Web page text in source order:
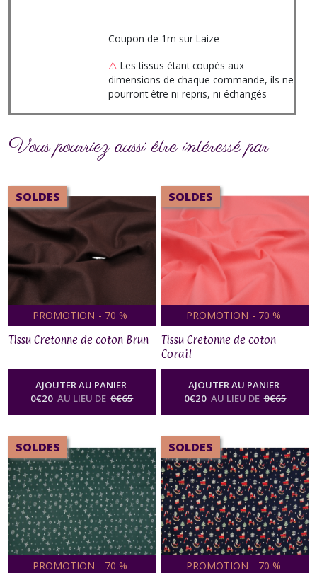
Coupon de 1m sur Laize
⚠ Les tissus étant coupés aux
dimensions de chaque commande, ils ne
pourront être ni repris, ni échangés
Vous pourriez aussi être intéressé par
SOLDES
PROMOTION - 70 %
Tissu Cretonne de coton Brun
AJOUTER AU PANIER
0€20 AU LIEU DE 0€65
SOLDES
PROMOTION - 70 %
Tissu Cretonne de coton
Corail
AJOUTER AU PANIER
0€20 AU LIEU DE 0€65
SOLDES
PROMOTION - 70 %
SOLDES
PROMOTION - 70 %